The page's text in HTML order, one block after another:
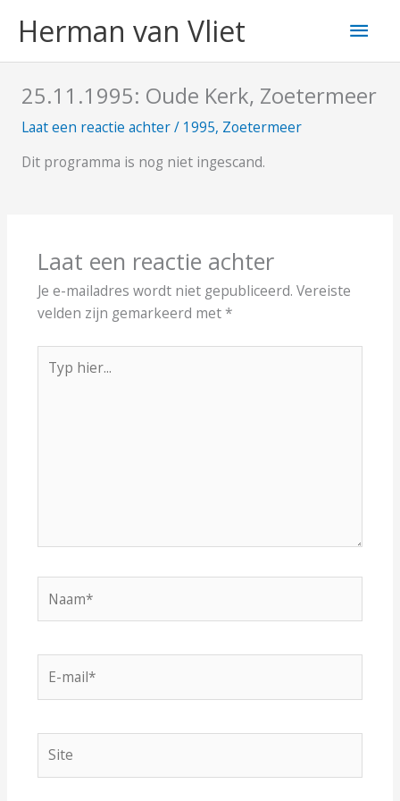
naarHerman van Vliet
25.11.1995: Oude Kerk, Zoetermeer
Laat een reactie achter/ 1995, Zoetermeer
Dit programma is nog niet ingescand.
Laat een reactie achter
Je e-mailadres wordt niet gepubliceerd. Vereiste
velden zijn gemarkeerd met*
hier...
mail*